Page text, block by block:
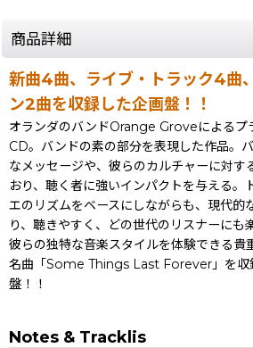
商品詳細
新曲4曲、ライブ・トラック4曲
ン2曲を収録した企画盤！！
オランダのバンドOrange Groveによるプ
CD。バンドの素の部分を表現した作品。
なメッセージや、彼らのカルチャーに対す
おり、聴く者に強いインパクトを与える。
エのリズムをベースにしながらも、現代的
り、聴きやすく、どの世代のリスナーにも
彼らの独特な音楽スタイルを体験できる貴
名曲「Some Things Last Forever」を収
盤！！
Notes & Tracklis